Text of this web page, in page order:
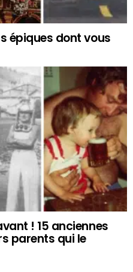
épiques dont vous
! 15 anciennes
parents qui le